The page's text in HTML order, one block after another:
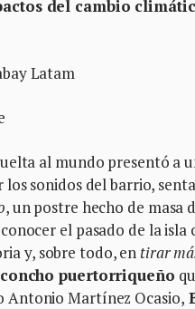
del cambio
Latam
al mundo presentó a
sonidos del barrio,
, un postre hecho de
el pasado de la
y, sobre todo, en tirar
puertorriqueño
Antonio Martínez Ocasio,